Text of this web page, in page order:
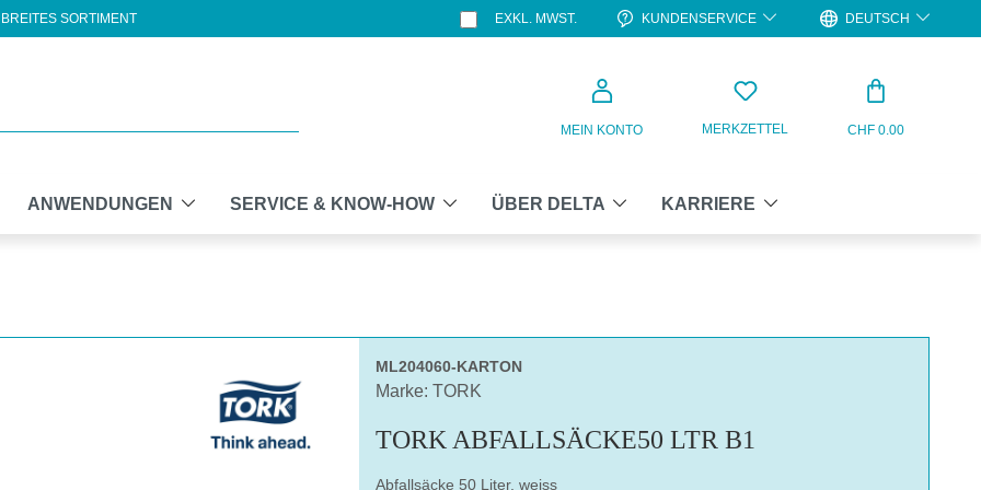
BREITES SORTIMENT EXKL. MWST. KUNDENSERVICE DEUTSCH
MEIN KONTO MERKZETTEL CHF 0.00
ANWENDUNGEN SERVICE & KNOW-HOW ÜBER DELTA KARRIERE
ML204060-KARTON
Marke: TORK
TORK ABFALLSÄCKE50 LTR B1
Abfallsäcke 50 Liter, weiss